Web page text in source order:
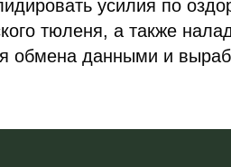
усилия по
тюленя, а также
обмена данными и